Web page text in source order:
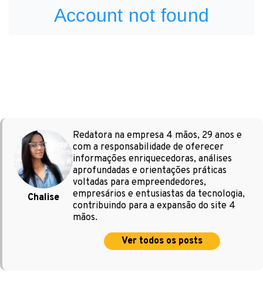
Chalise
Redatora na empresa 4 mãos, 29 anos e
com a responsabilidade de oferecer
informações enriquecedoras, análises
aprofundadas e orientações práticas
voltadas para empreendedores,
empresários e entusiastas da tecnologia,
contribuindo para a expansão do site 4
mãos.
Ver todos os posts